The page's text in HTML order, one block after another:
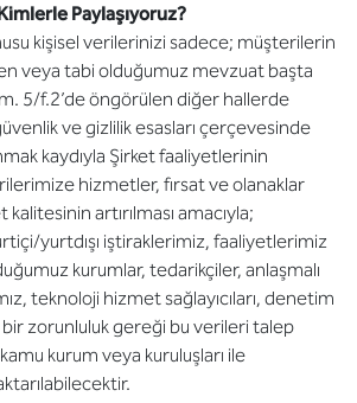
Paylaşıyoruz?
kişisel verilerinizi sadece; müşterilerin
veya tabi olduğumuz mevzuat başta
5/f.2’de öngörülen diğer hallerde
ve gizlilik esasları çerçevesinde
kaydıyla Şirket faaliyetlerinin
hizmetler, fırsat ve olanaklar
artırılması amacıyla;
yurtdışı iştiraklerimiz, faaliyetlerimiz
kurumlar, tedarikçiler, anlaşmalı
teknoloji hizmet sağlayıcıları, denetim
zorunluluk gereği bu verileri talep
kurum veya kuruluşları ile